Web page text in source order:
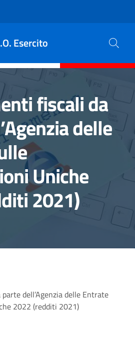
Esercito
fiscali da
delle
Uniche
2021)
dell’Agenzia delle Entrate
2022 (redditi 2021)